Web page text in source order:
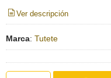
Ver descripción
Marca: Tutete